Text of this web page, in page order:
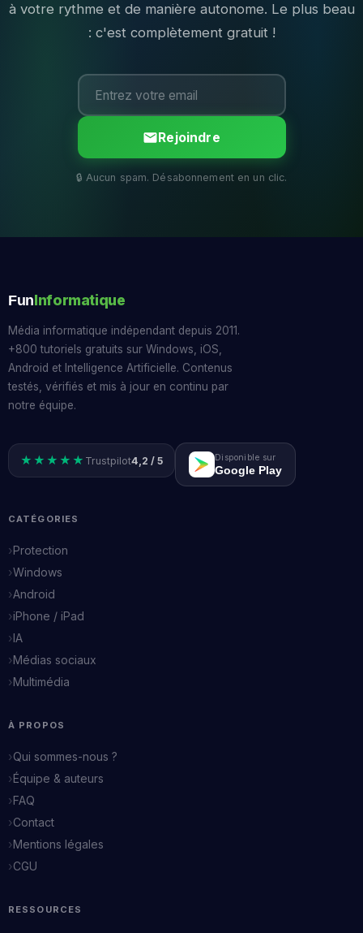
à votre rythme et de manière autonome. Le plus beau
: c'est complètement gratuit !
Rejoindre
FunInformatique
Média informatique indépendant depuis 2011.
+800 tutoriels gratuits sur Windows, iOS,
Android et Intelligence Artificielle. Contenus
testés, vérifiés et mis à jour en continu par
notre équipe.
★★★★★ Trustpilot4,2 / 5 Disponible sur
Google Play
CATÉGORIES
Protection
Windows
Android
iPhone / iPad
IA
Médias sociaux
Multimédia
À PROPOS
Qui sommes-nous ?
Équipe & auteurs
FAQ
Contact
Mentions légales
CGU
RESSOURCES